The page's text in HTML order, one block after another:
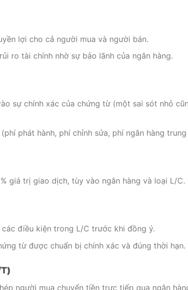
lợi cho cả người mua và người bán.
ro tài chính nhờ sự bảo lãnh của ngân hàng.
sự chính xác của chứng từ (một sai sót nhỏ
phát hành, phí chỉnh sửa, phí ngân hàng
giá trị giao dịch, tùy vào ngân hàng và loại L/C.
điều kiện trong L/C trước khi đồng ý.
từ được chuẩn bị chính xác và đúng thời hạn.
người mua chuyển tiền trực tiếp qua ngân